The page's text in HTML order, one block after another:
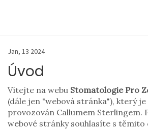
Jan, 13 2024
Úvod
Vítejte na webu Stomatologie Pro
(dále jen "webová stránka"), který
provozován Callumem Sterlingem.
webové stránky souhlasíte s